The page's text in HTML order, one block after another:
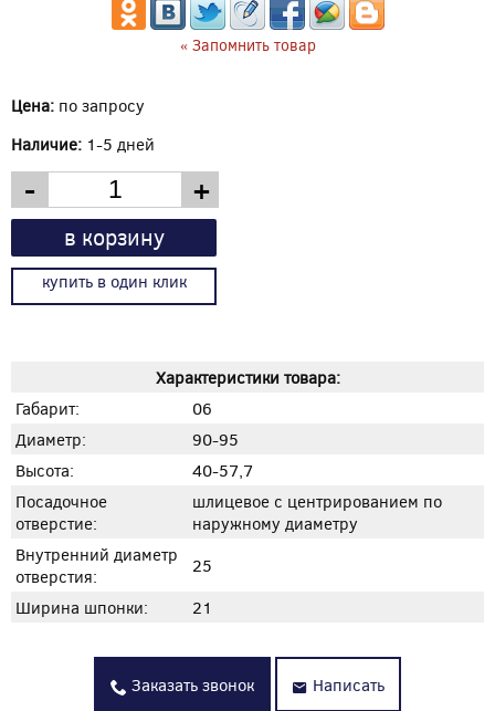
« Запомнить товар
Цена: по запросу
Наличие: 1-5 дней
- +
в корзину
купить в один клик
Характеристики товара:
Габарит:
06
Диаметр:
90-95
Высота:
40-57,7
Посадочное
отверстие:
шлицевое с центрированием по
наружному диаметру
Внутренний диаметр
отверстия:
25
Ширина шпонки:
21
Заказать звонок Написать